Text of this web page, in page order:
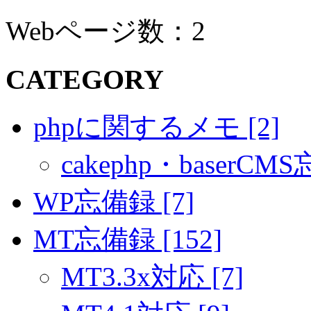
Webページ数：2
CATEGORY
phpに関するメモ [2]
cakephp・baserCMS
WP忘備録 [7]
MT忘備録 [152]
MT3.3x対応 [7]